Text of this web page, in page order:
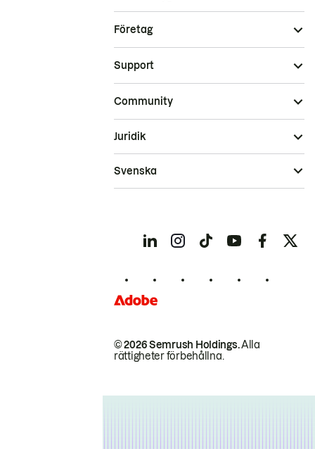
Företag
Support
Community
© 2026 Semrush Holdings.Alla
rättigheter förbehållna.
Juridik
Svenska